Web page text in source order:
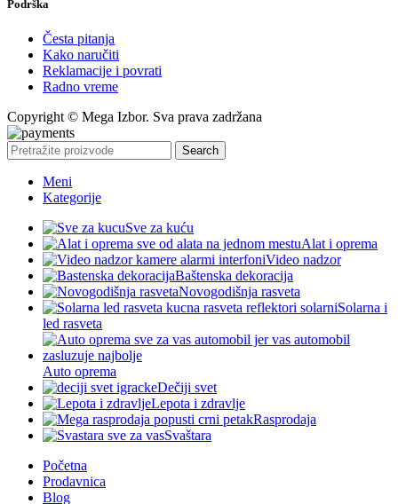
Podrška
Česta pitanja
Kako naručiti
Reklamacije i povrati
Radno vreme
Copyright © Mega Izbor. Sva prava zadržana
Search
Meni
Kategorije
Sve za kuću
Alat i oprema
Video nadzor
Baštenska dekoracija
Novogodišnja rasveta
Solarna i
led rasveta
Auto oprema
Dečiji svet
Lepota i zdravlje
Rasprodaja
Svaštara
Početna
Prodavnica
Blog